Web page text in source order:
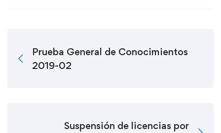
Prueba General de Conocimientos
2019-02
Suspensión de licencias por